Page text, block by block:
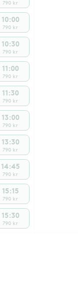
790 kr
10:00
790 kr
10:30
790 kr
11:00
790 kr
11:30
790 kr
13:00
790 kr
13:30
790 kr
14:45
790 kr
15:15
790 kr
15:30
790 kr